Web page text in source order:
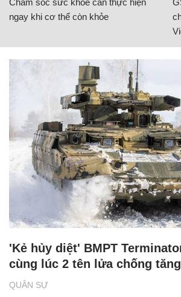
Chăm sóc sức khỏe cần thực hiện
ngay khi cơ thể còn khỏe
QUÂN SỰ
'Kẻ hủy diệt' BMPT
cùng lúc 2 tên lửa chống tăng